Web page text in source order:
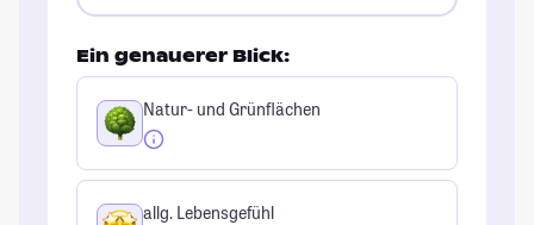
Ein genauerer Blick:
Natur- und Grünflächen
allg. Lebensgefühl